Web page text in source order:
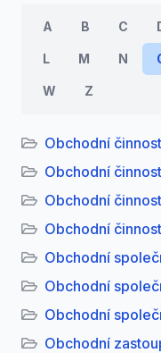
A B C
L M N
W Z
Obchodní činnost
Obchodní
Obchodní
Obchodní
Obchodní
Obchodní
Obchodní
Obchodní